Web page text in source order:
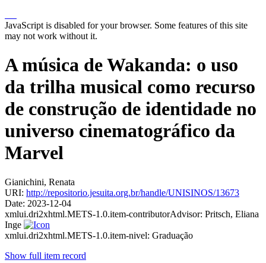
JavaScript is disabled for your browser. Some features of this site
may not work without it.
A música de Wakanda: o uso
da trilha musical como recurso
de construção de identidade no
universo cinematográfico da
Marvel
Gianichini, Renata
URI: http://repositorio.jesuita.org.br/handle/UNISINOS/13673
Date: 2023-12-04
xmlui.dri2xhtml.METS-1.0.item-contributorAdvisor: Pritsch, Eliana
Inge
xmlui.dri2xhtml.METS-1.0.item-nivel: Graduação
Show full item record